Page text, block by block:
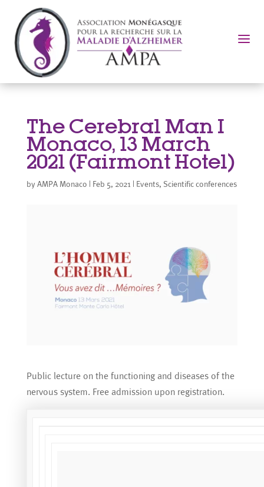
a
The Cerebral Man I
Monaco, 13 March
2021 (Fairmont Hotel)
by AMPA Monaco Feb 5, 2021 Events, Scientific conferences
Public lecture on the functioning and diseases of the
nervous system. Free admission upon registration.